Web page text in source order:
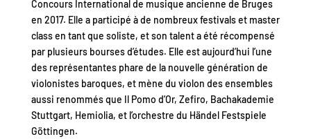
Concours International de musique ancienne de Bruges
en 2017. Elle a participé à de nombreux festivals et master
class en tant que soliste, et son talent a été récompensé
par plusieurs bourses d’études. Elle est aujourd’hui l’une
des représentantes phare de la nouvelle génération de
violonistes baroques, et mène du violon des ensembles
aussi renommés que Il Pomo d’Or, Zefiro, Bachakademie
Stuttgart, Hemiolia, et l’orchestre du Händel Festspiele
Göttingen.